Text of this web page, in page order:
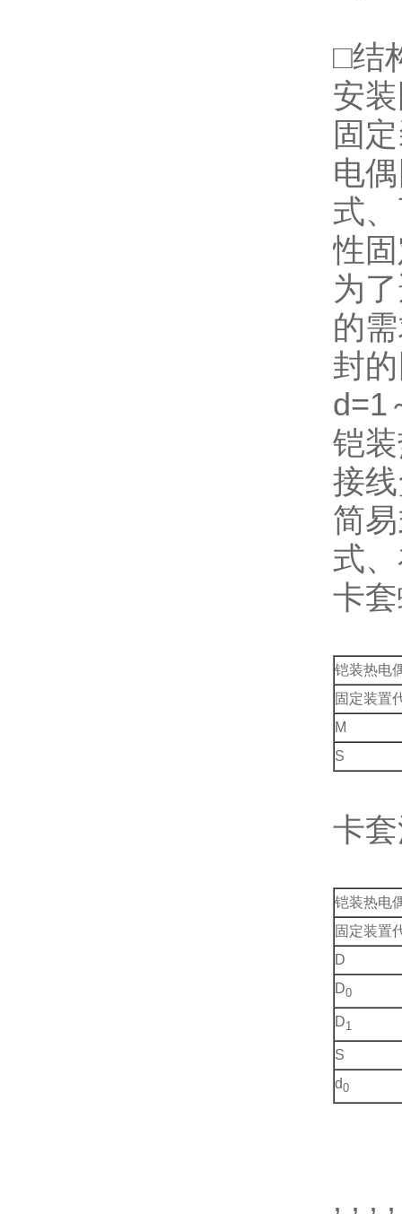
□结
安
固
电
式
性
为
的
封
d=1
铠
接
简
式
卡
铠装热电
固定装置
M
S
卡
铠装热电
固定装置
D
D0
D1
S
d0
, , , ,